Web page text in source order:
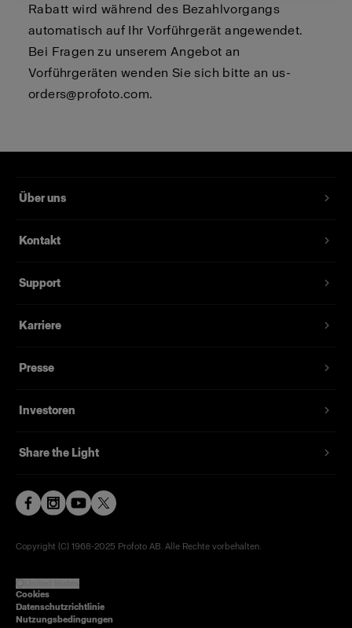
Rabatt wird während des Bezahlvorgangs
automatisch auf Ihr Vorführgerät angewendet.
Bei Fragen zu unserem Angebot an
Vorführgeräten wenden Sie sich bitte an us-
orders@profoto.com.
Über uns
Kontakt
Support
Karriere
Presse
Investoren
Share the Light
Copyright (C) 1968-2025 Profoto AB. Alle Rechte vorbehalten.
Cookies
Datenschutzrichtlinie
Nutzungsbedingungen